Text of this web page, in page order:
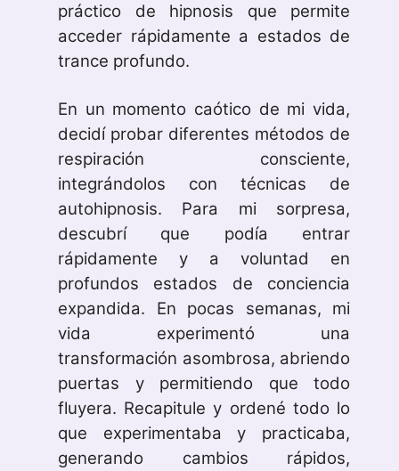
práctico de hipnosis que permite
acceder rápidamente a estados de
trance profundo.
En un momento caótico de mi vida,
decidí probar diferentes métodos de
respiración consciente,
integrándolos con técnicas de
autohipnosis. Para mi sorpresa,
descubrí que podía entrar
rápidamente y a voluntad en
profundos estados de conciencia
expandida. En pocas semanas, mi
vida experimentó una
transformación asombrosa, abriendo
puertas y permitiendo que todo
fluyera. Recapitule y ordené todo lo
que experimentaba y practicaba,
generando cambios rápidos,